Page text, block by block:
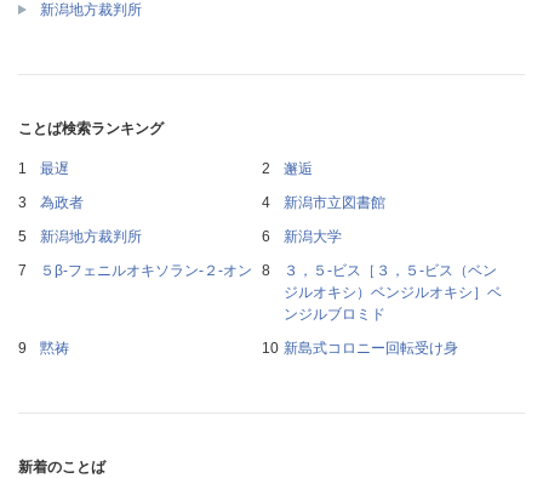
新潟地方裁判所
ことば検索ランキング
最遅
邂逅
為政者
新潟市立図書館
新潟地方裁判所
新潟大学
５β‐フェニルオキソラン‐２‐オン
３，５‐ビス［３，５‐ビス（ベン
ジルオキシ）ベンジルオキシ］ベ
ンジルブロミド
黙祷
新島式コロニー回転受け身
新着のことば